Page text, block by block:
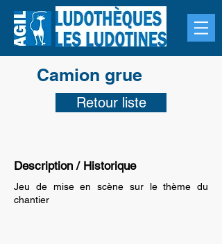
Camion grue
Retour liste
Description / Historique
Jeu de mise en scène sur le thème du
chantier